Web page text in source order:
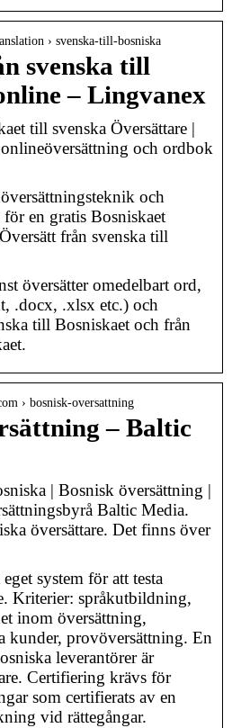
› svenska-till-bosniska
svenska till
– Lingvanex
till svenska Översättare |
och ordbok
och
en gratis Bosniskaet
från svenska till
översätter omedelbart ord,
.docx, .xlsx etc.) och
till Bosniskaet och från
› bosnisk-oversattning
– Baltic
| Bosnisk översättning |
Baltic Media.
översättare. Det finns över
system för att testa
Kriterier: språkutbildning,
inom översättning,
kunder, provöversättning. En
leverantörer är
Certifiering krävs för
som certifierats av en
vid rättegångar.